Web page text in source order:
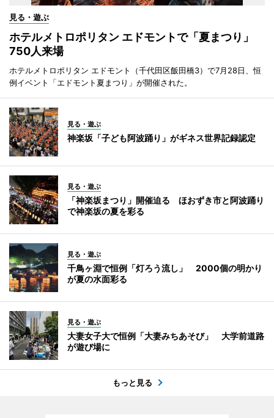
見る・遊ぶ
ホテルメトロポリタン エドモントで「夏まつり」
750人来場
ホテルメトロポリタン エドモント（千代田区飯田橋3）で7月28日、恒
例イベント「エドモント夏まつり」が開催された。
見る・遊ぶ
神楽坂「子ども阿波踊り」がギネス世界記録認定
見る・遊ぶ
「神楽坂まつり」開催迫る ほおずき市と阿波踊り
で神楽坂の夏を彩る
見る・遊ぶ
千鳥ヶ淵で恒例「灯ろう流し」 2000個の明かり
が夏の水面彩る
見る・遊ぶ
大妻女子大で恒例「大妻みちあそび」 大学前道路
が遊び場に
もっと見る